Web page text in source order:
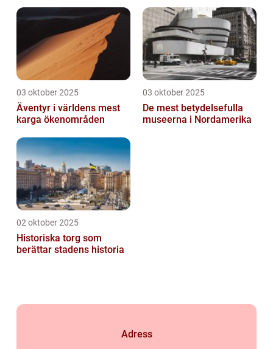
03 oktober 2025
Äventyr i världens mest
karga ökenområden
03 oktober 2025
De mest betydelsefulla
museerna i Nordamerika
02 oktober 2025
Historiska torg som
berättar stadens historia
Adress